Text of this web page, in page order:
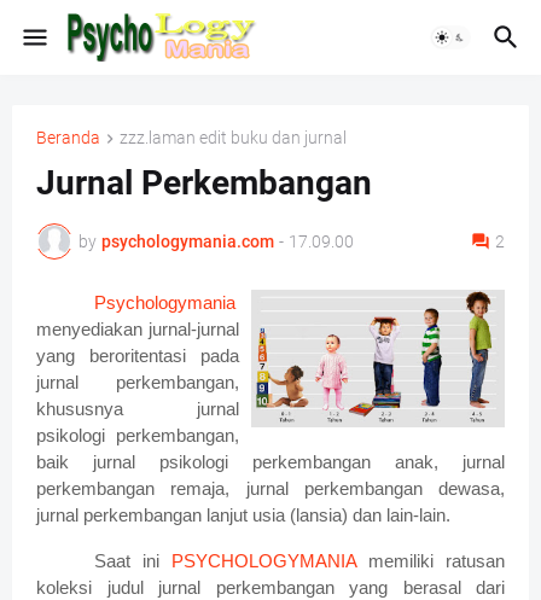
Beranda zzz.laman edit buku dan jurnal
Jurnal Perkembangan
by psychologymania.com - 17.09.00 2
Psychologymania
menyediakan jurnal-jurnal
yang beroritentasi pada
jurnal perkembangan,
khususnya jurnal
psikologi perkembangan,
baik jurnal psikologi perkembangan anak, jurnal
perkembangan remaja, jurnal perkembangan dewasa,
jurnal perkembangan lanjut usia (lansia) dan lain-lain.
Saat ini PSYCHOLOGYMANIAmemiliki ratusan
koleksi judul jurnal perkembangan yang berasal dari